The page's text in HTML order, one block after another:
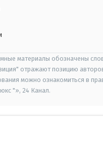
материалы обозначены
отражают позицию
можно ознакомиться в
"», 24 Канал.